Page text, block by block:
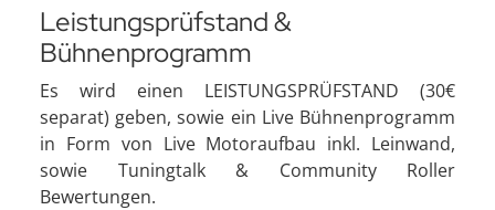
Leistungsprüfstand &
Bühnenprogramm
Es wird einen LEISTUNGSPRÜFSTAND (30€
separat) geben, sowie ein Live Bühnenprogramm
in Form von Live Motoraufbau inkl. Leinwand,
sowie Tuningtalk & Community Roller
Bewertungen.